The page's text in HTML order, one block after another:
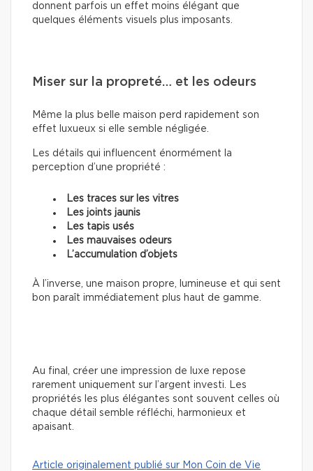
donnent parfois un effet moins élégant que
quelques éléments visuels plus imposants.
Miser sur la propreté… et les odeurs
Même la plus belle maison perd rapidement son
effet luxueux si elle semble négligée.
Les détails qui influencent énormément la
perception d’une propriété :
Les traces sur les vitres
Les joints jaunis
Les tapis usés
Les mauvaises odeurs
L’accumulation d’objets
À l’inverse, une maison propre, lumineuse et qui sent
bon paraît immédiatement plus haut de gamme.
Au final, créer une impression de luxe repose
rarement uniquement sur l’argent investi. Les
propriétés les plus élégantes sont souvent celles où
chaque détail semble réfléchi, harmonieux et
apaisant.
Article originalement publié sur Mon Coin de Vie